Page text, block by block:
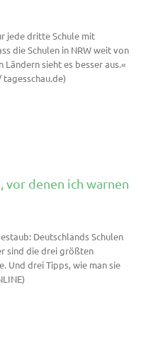
jede dritte Schule mit
die Schulen in NRW weit von
sieht es besser aus.«
tagesschau.de)
vor denen ich warnen
Deutschlands Schulen
sind die drei größten
Und drei Tipps, wie man sie